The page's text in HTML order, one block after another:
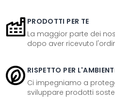
PRODOTTI PER TE
La maggior parte dei
dopo aver ricevuto
RISPETTO PER
Ci impegniamo a
sviluppare prodotti